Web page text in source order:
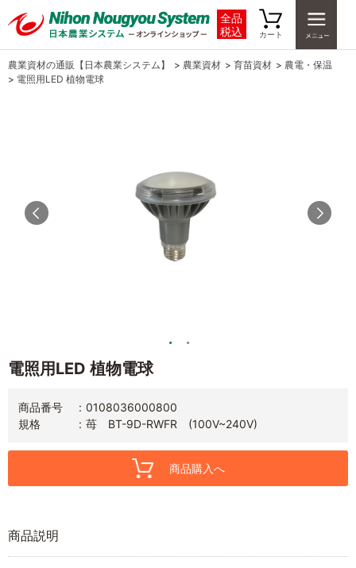
全品
税込
カート
農業資材の通販【日本農業システム】 > 農業資材 > 育苗資材 > 農電・保温
> 電照用LED 植物電球
電照用LED 植物電球
商品番号
0108036000800
規格
苺 BT-9D-RWFR (100V~240V)
商品購入へ
商品説明